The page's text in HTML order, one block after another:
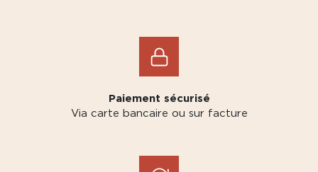
Paiement sécurisé
Via carte bancaire ou sur facture